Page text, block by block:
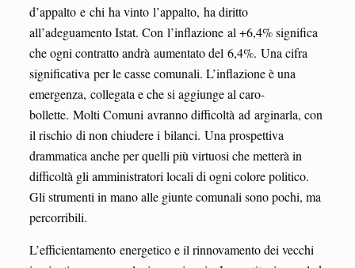
d’appalto e chi ha vinto l’appalto, ha diritto
all’adeguamento Istat. Con l’inflazione al +6,4% significa
che ogni contratto andrà aumentato del 6,4%. Una cifra
significativa per le casse comunali. L’inflazione è una
emergenza, collegata e che si aggiunge al caro-
bollette. Molti Comuni avranno difficoltà ad arginarla, con
il rischio di non chiudere i bilanci. Una prospettiva
drammatica anche per quelli più virtuosi che metterà in
difficoltà gli amministratori locali di ogni colore politico.
Gli strumenti in mano alle giunte comunali sono pochi, ma
percorribili.
L’efficientamento energetico e il rinnovamento dei vecchi